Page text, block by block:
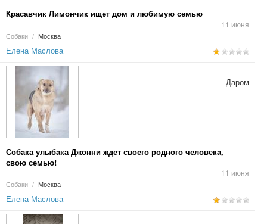
Красавчик Лимончик ищет дом и любимую семью
11 июня
Собаки / Москва
Елена Маслова
Собака улыбака Джонни ждет своего родного человека,
свою семью!
11 июня
Собаки / Москва
Даром
Елена Маслова